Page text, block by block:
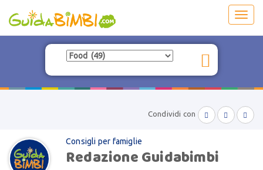
Condividi con   
Consigli per famiglie
Redazione Guidabimbi